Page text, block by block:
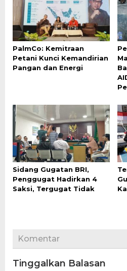
PalmCo: Kemitraan
Petani Kunci Kemandirian
Pangan dan Energi
Sidang Gugatan BRI,
Penggugat Hadirkan 4
Saksi, Tergugat Tidak
Komentar
Tinggalkan Balasan